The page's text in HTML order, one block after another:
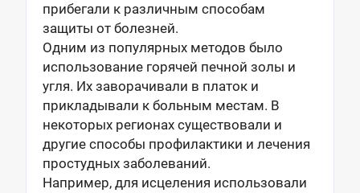
прибегали к различным способам
защиты от болезней.
Одним из популярных методов было
использование горячей печной золы и
угля. Их заворачивали в платок и
прикладывали к больным местам. В
некоторых регионах существовали и
другие способы профилактики и лечения
простудных заболеваний.
Например, для исцеления использовали